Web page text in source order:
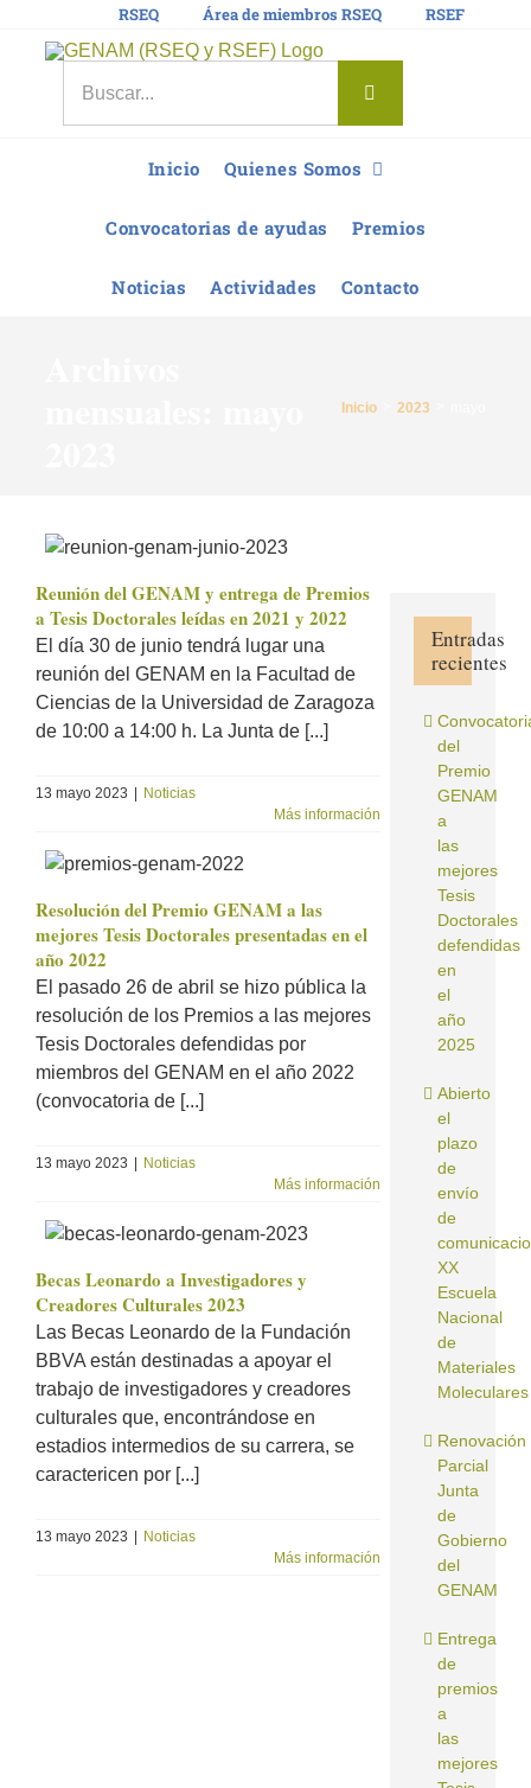
RSEQ Área de miembros RSEQ RSEF
Inicio Quienes Somos
Convocatorias de ayudas Premios
Noticias Actividades Contacto
Inicio 2023
Reunión del GENAM y entrega de Premios
a Tesis Doctorales leídas en 2021 y 2022
El día 30 de junio tendrá lugar una
reunión del GENAM en la Facultad de
Ciencias de la Universidad de Zaragoza
de 10:00 a 14:00 h. La Junta de [...]
13 mayo 2023
Noticias
Más información
Resolución del Premio GENAM a las
mejores Tesis Doctorales presentadas en el
año 2022
El pasado 26 de abril se hizo pública la
resolución de los Premios a las mejores
Tesis Doctorales defendidas por
miembros del GENAM en el año 2022
(convocatoria de [...]
13 mayo 2023
Noticias
Más información
Becas Leonardo a Investigadores y
Creadores Culturales 2023
Las Becas Leonardo de la Fundación
BBVA están destinadas a apoyar el
trabajo de investigadores y creadores
culturales que, encontrándose en
estadios intermedios de su carrera, se
caractericen por [...]
13 mayo 2023
Noticias
Más información
Entradas
recientes
del
Premio
GENAM
a
las
mejores
Tesis
Doctorales
defendidas
en
el
año
2025
Abierto
el
plazo
de
envío
de
XX
Escuela
Nacional
de
Materiales
Moleculares
Renovación
Parcial
Junta
de
Gobierno
del
GENAM
Entrega
de
premios
a
las
mejores